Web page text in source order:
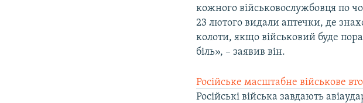
кожного військовослужбовця по
23 лютого видали аптечки, де
колоти, якщо військовий буде
біль», – заявив він.
Російське масштабне військове
Російські війська завдають